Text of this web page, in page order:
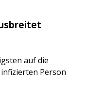
auf die
Person